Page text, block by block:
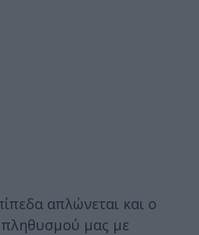
απλώνεται και ο
πληθυσμού μας με